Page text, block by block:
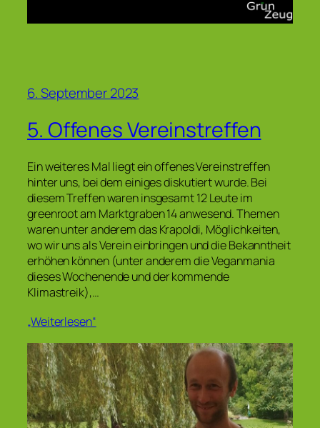
6. September 2023
5. Offenes Vereinstreffen
Ein weiteres Mal liegt ein offenes Vereinstreffen
hinter uns, bei dem einiges diskutiert wurde. Bei
diesem Treffen waren insgesamt 12 Leute im
greenroot am Marktgraben 14 anwesend. Themen
waren unter anderem das Krapoldi, Möglichkeiten,
wo wir uns als Verein einbringen und die Bekanntheit
erhöhen können (unter anderem die Veganmania
dieses Wochenende und der kommende
Klimastreik),…
„Weiterlesen“